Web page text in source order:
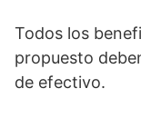
Todos los
propuesto
de efectivo.